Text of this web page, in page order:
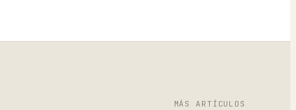
MÁS ARTÍCULOS